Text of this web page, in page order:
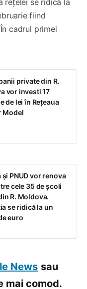
fiind
cadrul primei
private din R.
vor investi 17
de lei în Rețeaua
Model
și PNUD vor renova
cele 35 de școli
R. Moldova.
se ridică la un
euro
News sau
mai comod.